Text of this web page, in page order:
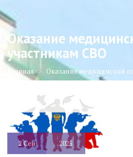
КЛИНИЧЕСКИЙ
ЦЕНТР"
Оказание
участникам СВО
Главная Оказание медицинской
2Сен 2025